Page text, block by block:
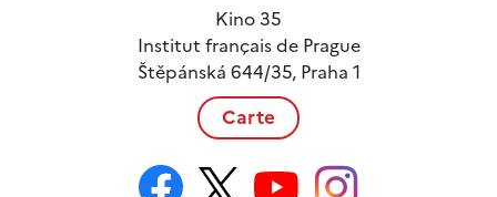
Kino 35
Institut français de Prague
Štěpánská 644/35, Praha 1
Carte